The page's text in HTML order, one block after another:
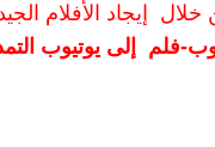
إيجاد الأفلام
فلم إلى يوتيوب